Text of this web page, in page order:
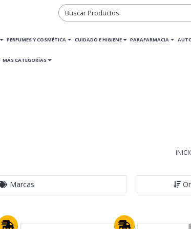
PERFUMES Y COSMÉTICA CUIDADO E HIGIENE PARAFARMACIA
MÁS CATEGORÍAS
Marcas